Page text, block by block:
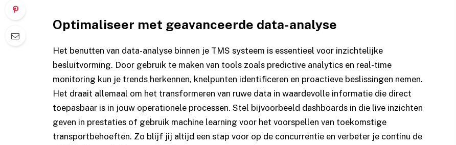
Optimaliseer met geavanceerde data-analyse
Het benutten van data-analyse binnen je TMS systeem is essentieel voor inzichtelijke
besluitvorming. Door gebruik te maken van tools zoals predictive analytics en real-time
monitoring kun je trends herkennen, knelpunten identificeren en proactieve beslissingen nemen.
Het draait allemaal om het transformeren van ruwe data in waardevolle informatie die direct
toepasbaar is in jouw operationele processen. Stel bijvoorbeeld dashboards in die live inzichten
geven in prestaties of gebruik machine learning voor het voorspellen van toekomstige
transportbehoeften. Zo blijf jij altijd een stap voor op de concurrentie en verbeter je continu de